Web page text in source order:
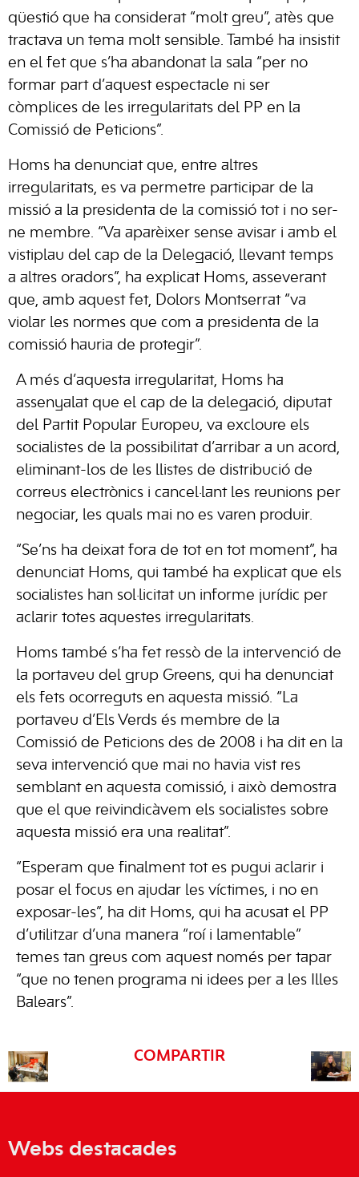
qüestió que ha considerat “molt greu”, atès que
tractava un tema molt sensible. També ha insistit
en el fet que s’ha abandonat la sala “per no
formar part d’aquest espectacle ni ser
còmplices de les irregularitats del PP en la
Comissió de Peticions”.
Homs ha denunciat que, entre altres
irregularitats, es va permetre participar de la
missió a la presidenta de la comissió tot i no ser-
ne membre. “Va aparèixer sense avisar i amb el
vistiplau del cap de la Delegació, llevant temps
a altres oradors”, ha explicat Homs, asseverant
que, amb aquest fet, Dolors Montserrat “va
violar les normes que com a presidenta de la
comissió hauria de protegir”.
A més d’aquesta irregularitat, Homs ha
assenyalat que el cap de la delegació, diputat
del Partit Popular Europeu, va excloure els
socialistes de la possibilitat d’arribar a un acord,
eliminant-los de les llistes de distribució de
correus electrònics i cancel·lant les reunions per
negociar, les quals mai no es varen produir.
“Se’ns ha deixat fora de tot en tot moment”, ha
denunciat Homs, qui també ha explicat que els
socialistes han sol·licitat un informe jurídic per
aclarir totes aquestes irregularitats.
Homs també s’ha fet ressò de la intervenció de
la portaveu del grup Greens, qui ha denunciat
els fets ocorreguts en aquesta missió. “La
portaveu d’Els Verds és membre de la
Comissió de Peticions des de 2008 i ha dit en la
seva intervenció que mai no havia vist res
semblant en aquesta comissió, i això demostra
que el que reivindicàvem els socialistes sobre
aquesta missió era una realitat”.
“Esperam que finalment tot es pugui aclarir i
posar el focus en ajudar les víctimes, i no en
exposar-les”, ha dit Homs, qui ha acusat el PP
d’utilitzar d’una manera “roí i lamentable”
temes tan greus com aquest només per tapar
“que no tenen programa ni idees per a les Illes
Balears”.
COMPARTIR
Webs destacades